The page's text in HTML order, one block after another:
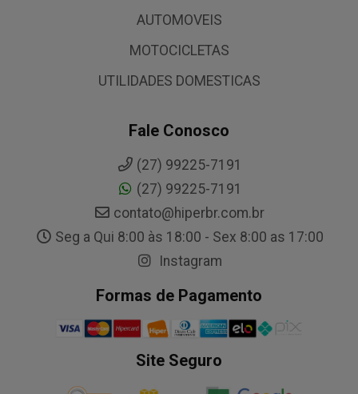
AUTOMOVEIS
MOTOCICLETAS
UTILIDADES DOMESTICAS
Fale Conosco
(27) 99225-7191
(27) 99225-7191
contato@hiperbr.com.br
Seg a Qui 8:00 às 18:00 - Sex 8:00 as 17:00
Instagram
Formas de Pagamento
Site Seguro